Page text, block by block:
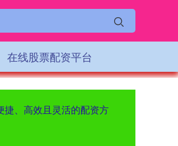
在线股票配资平台
捷、高效且灵活的配资方